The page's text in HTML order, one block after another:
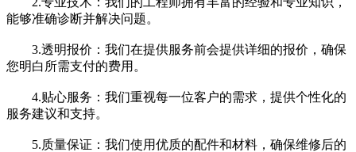
能够准确诊断并解决问题。
3.透明报价：我们在提供服务前会提供详细的报价，确保
您明白所需支付的费用。
4.贴心服务：我们重视每一位客户的需求，提供个性化的
服务建议和支持。
5.质量保证：我们使用优质的配件和材料，确保维修后的